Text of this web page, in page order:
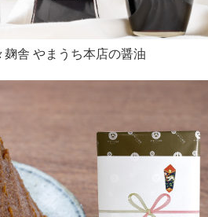
麹舎 やまうち本店の醤油